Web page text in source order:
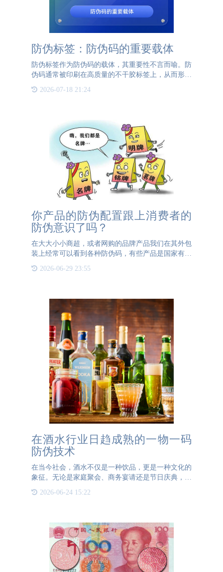
防伪标签：防伪码的重要载体
防伪标签作为防伪码的载体，其重要性不言而喻。防
伪码通常被印刷在高质量的不干胶标签上，从而形成
层次的防伪功能。通过采用防转移材质和花刀工艺，
2026-07-18 21:24
你产品的防伪配置跟上消费者的
防伪意识了吗？
在大大小小商超，或者网购的品牌产品我们在其外包
装上经常可以看到各种防伪码，有些产品是国家有硬
性要求做防伪溯源的，比如药品，我们可以通过手机
扫描很方便的获取产品的真伪，以及产地等信息。通
2026-06-29 23:55
在酒水行业日趋成熟的一物一码
防伪技术
在当今社会，酒水不仅是一种饮品，更是一种文化的
象征。无论是家庭聚会、商务宴请还是节日庆典，酒
水都扮演着不可或缺的角色。然而，在这个充满机遇
与挑战的市场中，假冒伪劣的酒水产品却屡禁不止，
2026-06-24 15:22